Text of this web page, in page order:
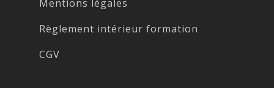
Mentions légales
Règlement intérieur formation
CGV